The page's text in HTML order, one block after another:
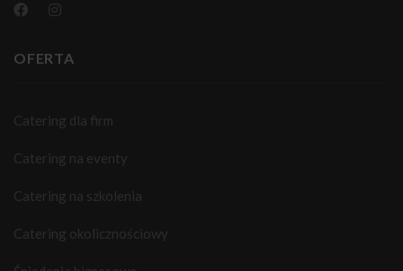
OFERTA
Catering dla firm
Catering na eventy
Catering na szkolenia
Catering okolicznościowy